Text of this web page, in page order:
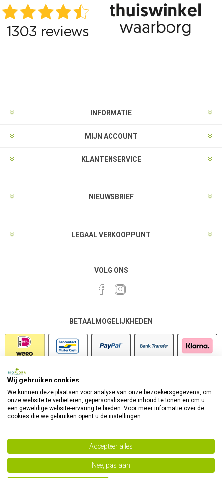
INFORMATIE
MIJN ACCOUNT
KLANTENSERVICE
NIEUWSBRIEF
LEGAAL VERKOOPPUNT
VOLG ONS
BETAALMOGELIJKHEDEN
Powered bynopCommerce
Wij gebruiken cookies
We kunnen deze plaatsen voor analyse van onze bezoekersgegevens, om
onze website te verbeteren, gepersonaliseerde inhoud te tonen en om u
een geweldige website-ervaring te bieden. Voor meer informatie over de
cookies die we gebruiken opent u de instellingen.
Accepteer alles
Nee, pas aan